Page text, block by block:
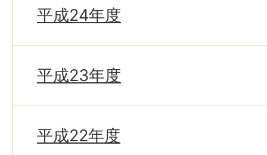
平成24年度
平成23年度
平成22年度